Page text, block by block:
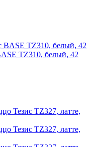
TZ310, белый, 42